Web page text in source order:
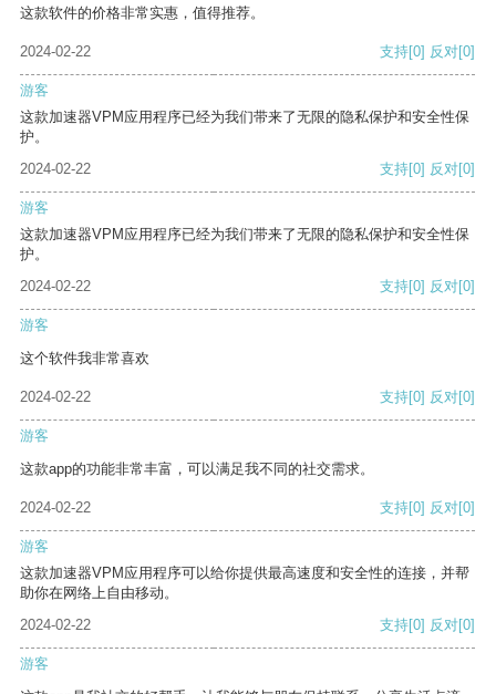
这款软件的价格非常实惠，值得推荐。
2024-02-22 支持[0] 反对[0]
游客
这款加速器VPM应用程序已经为我们带来了无限的隐私保护和安全性保
护。
2024-02-22
支持[0] 反对[0]
游客
这款加速器VPM应用程序已经为我们带来了无限的隐私保护和安全性保
护。
2024-02-22
支持[0] 反对[0]
游客
这个软件我非常喜欢
2024-02-22 支持[0] 反对[0]
游客
这款app的功能非常丰富，可以满足我不同的社交需求。
2024-02-22 支持[0] 反对[0]
游客
这款加速器VPM应用程序可以给你提供最高速度和安全性的连接，并帮
助你在网络上自由移动。
2024-02-22
支持[0] 反对[0]
游客